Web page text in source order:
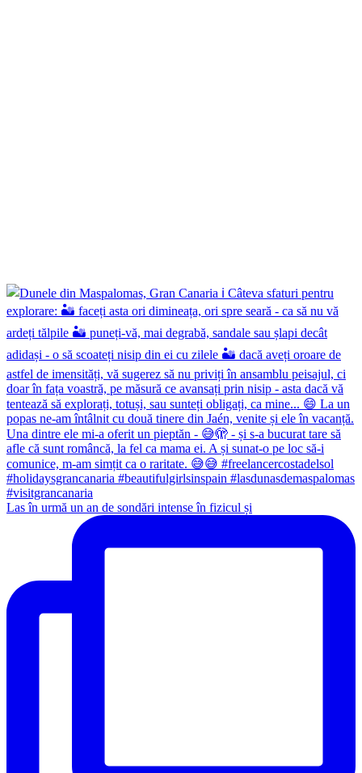
Las în urmă un an de sondări intense în fizicul și